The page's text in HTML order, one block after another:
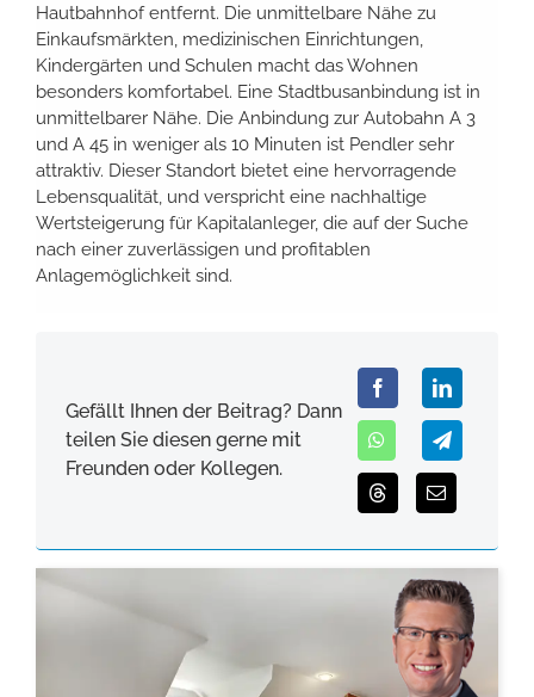
Hautbahnhof entfernt. Die unmittelbare Nähe zu
Einkaufsmärkten, medizinischen Einrichtungen,
Kindergärten und Schulen macht das Wohnen
besonders komfortabel. Eine Stadtbusanbindung ist in
unmittelbarer Nähe. Die Anbindung zur Autobahn A 3
und A 45 in weniger als 10 Minuten ist Pendler sehr
attraktiv. Dieser Standort bietet eine hervorragende
Lebensqualität, und verspricht eine nachhaltige
Wertsteigerung für Kapitalanleger, die auf der Suche
nach einer zuverlässigen und profitablen
Anlagemöglichkeit sind.
Gefällt Ihnen der Beitrag? Dann
teilen Sie diesen gerne mit
Freunden oder Kollegen.